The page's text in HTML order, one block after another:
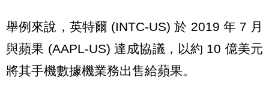
舉例來說，英特爾 (INTC-US) 於 2019 年 7 月
與蘋果 (AAPL-US) 達成協議，以約 10 億美元
將其手機數據機業務出售給蘋果。